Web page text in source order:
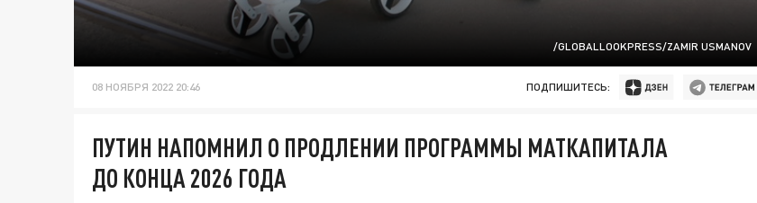
/GLOBALLOOKPRESS/ZAMIR USMANOV
08 НОЯБРЯ 2022 20:46 ПОДПИШИТЕСЬ:
ПУТИН НАПОМНИЛ О ПРОДЛЕНИИ ПРОГРАММЫ МАТКАПИТАЛА
ДО КОНЦА 2026 ГОДА